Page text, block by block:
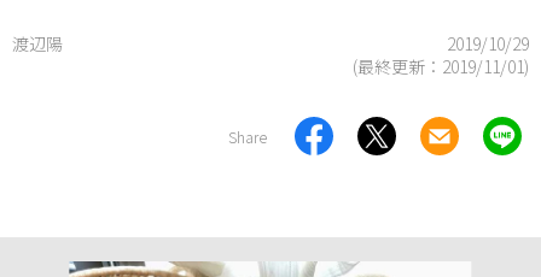
渡辺陽
2019/10/29
(最終更新： 2019/11/01)
Share